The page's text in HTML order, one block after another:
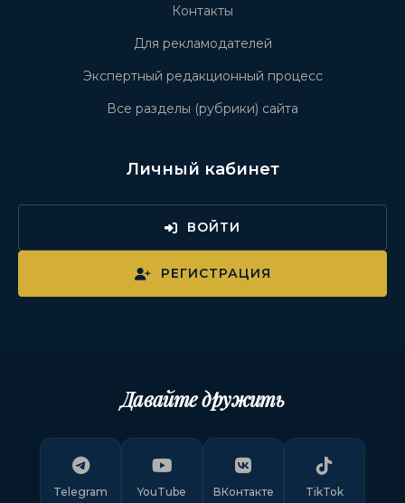
Контакты
Для рекламодателей
Экспертный редакционный процесс
Все разделы (рубрики) сайта
Личный кабинет
ВОЙТИ
РЕГИСТРАЦИЯ
Давайте дружить
Telegram YouTube ВКонтакте TikTok